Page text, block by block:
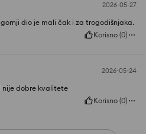
2026-05-27
dio je mali čak i za trogodišnjaka.
Korisno (0)
2026-05-24
nije dobre kvalitete
Korisno (0)